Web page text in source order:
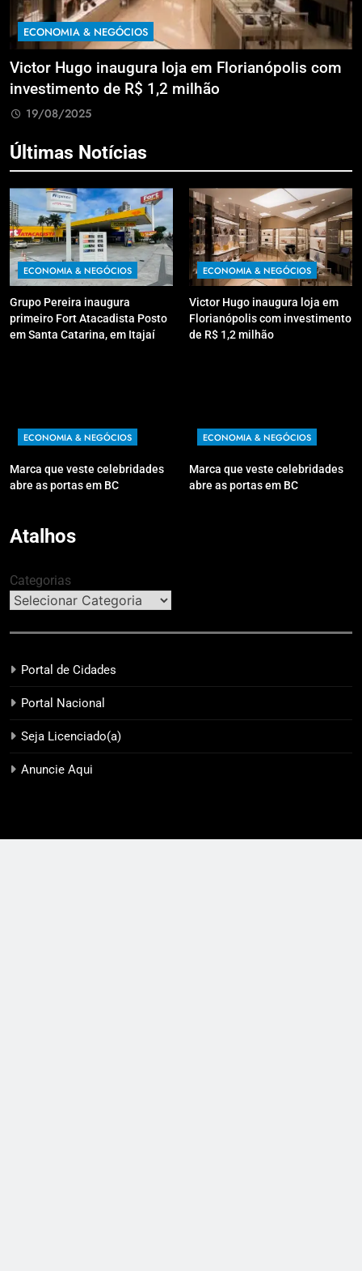
ECONOMIA & NEGÓCIOS
Victor Hugo inaugura loja em Florianópolis com
investimento de R$ 1,2 milhão
19/08/2025
Últimas Notícias
ECONOMIA & NEGÓCIOS
Grupo Pereira inaugura
primeiro Fort Atacadista Posto
em Santa Catarina, em Itajaí
ECONOMIA & NEGÓCIOS
Victor Hugo inaugura loja em
Florianópolis com investimento
de R$ 1,2 milhão
ECONOMIA & NEGÓCIOS
Marca que veste celebridades
abre as portas em BC
ECONOMIA & NEGÓCIOS
Marca que veste celebridades
abre as portas em BC
Atalhos
Categorias
Portal de Cidades
Portal Nacional
Seja Licenciado(a)
Anuncie Aqui